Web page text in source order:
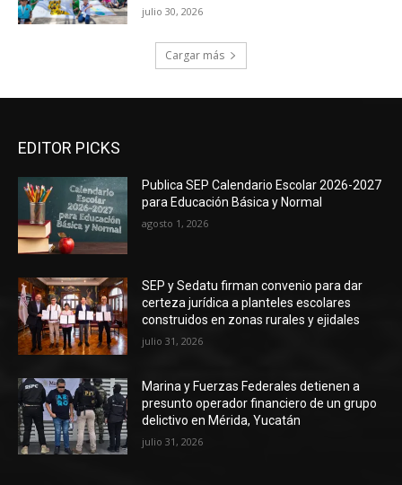
julio 30, 2026
Cargar más
EDITOR PICKS
Publica SEP Calendario Escolar 2026-2027
para Educación Básica y Normal
agosto 1, 2026
SEP y Sedatu firman convenio para dar
certeza jurídica a planteles escolares
construidos en zonas rurales y ejidales
julio 31, 2026
Marina y Fuerzas Federales detienen a
presunto operador financiero de un grupo
delictivo en Mérida, Yucatán
julio 31, 2026